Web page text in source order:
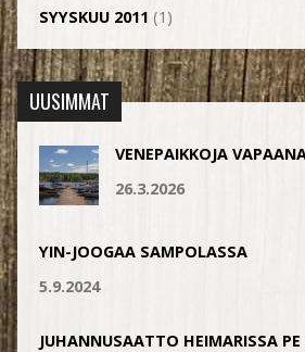
SYYSKUU 2011 (1)
UUSIMMAT
VENEPAIKKOJA
26.3.2026
YIN-JOOGAA SAMPOLASSA
5.9.2024
JUHANNUSAATTO HEIMARISSA PE